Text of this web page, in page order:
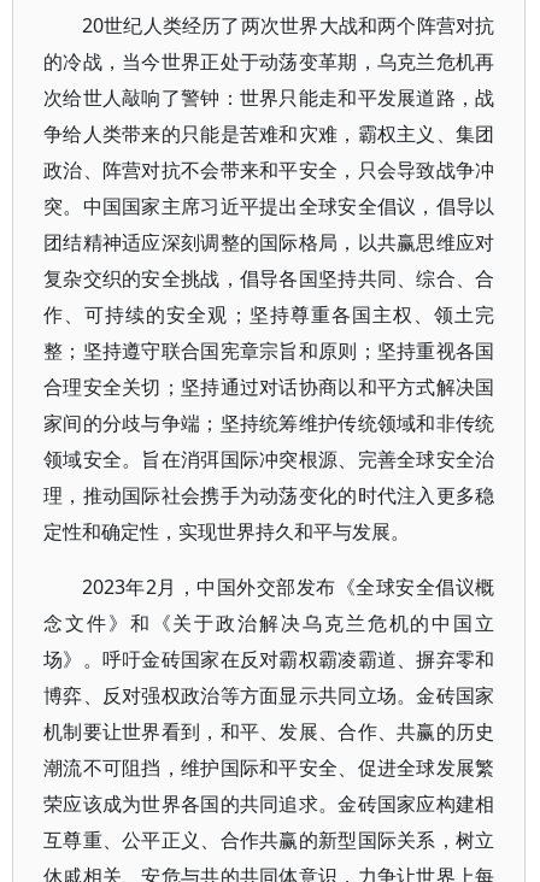
20世纪人类经历了两次世界大战和两个阵营对抗
的冷战，当今世界正处于动荡变革期，乌克兰危机再
次给世人敲响了警钟：世界只能走和平发展道路，战
争给人类带来的只能是苦难和灾难，霸权主义、集团
政治、阵营对抗不会带来和平安全，只会导致战争冲
突。中国国家主席习近平提出全球安全倡议，倡导以
团结精神适应深刻调整的国际格局，以共赢思维应对
复杂交织的安全挑战，倡导各国坚持共同、综合、合
作、可持续的安全观；坚持尊重各国主权、领土完
整；坚持遵守联合国宪章宗旨和原则；坚持重视各国
合理安全关切；坚持通过对话协商以和平方式解决国
家间的分歧与争端；坚持统筹维护传统领域和非传统
领域安全。旨在消弭国际冲突根源、完善全球安全治
理，推动国际社会携手为动荡变化的时代注入更多稳
定性和确定性，实现世界持久和平与发展。
2023年2月，中国外交部发布《全球安全倡议概
念文件》和《关于政治解决乌克兰危机的中国立
场》。呼吁金砖国家在反对霸权霸凌霸道、摒弃零和
博弈、反对强权政治等方面显示共同立场。金砖国家
机制要让世界看到，和平、发展、合作、共赢的历史
潮流不可阻挡，维护国际和平安全、促进全球发展繁
荣应该成为世界各国的共同追求。金砖国家应构建相
互尊重、公平正义、合作共赢的新型国际关系，树立
休戚相关、安危与共的共同体意识，力争让世界上每